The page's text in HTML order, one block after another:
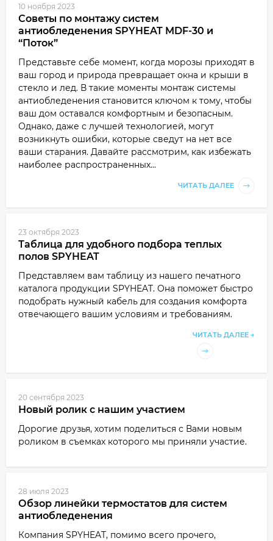
10 ноября 2023
Советы по монтажу систем
антиобледенения SPYHEAT MDF-30 и
“Поток”
Представьте себе момент, когда морозы приходят в
ваш город и природа превращает окна и крыши в
стекло и лед. В такие моменты монтаж системы
антиобледенения становится ключом к тому, чтобы
ваш дом оставался комфортным и безопасным.
Однако, даже с лучшей технологией, могут
возникнуть ошибки, которые сведут на нет все
ваши старания. Давайте рассмотрим, как избежать
наиболее распространенных...
ЧИТАТЬ ДАЛЕЕ
23 октября 2023
Таблица для удобного подбора теплых
полов SPYHEAT
Представляем вам таблицу из нашего печатного
каталога продукции SPYHEAT. Она поможет быстро
подобрать нужный кабель для создания комфорта
отвечающего вашим условиям и требованиям.
ЧИТАТЬ ДАЛЕЕ →
20 сентября 2023
Новый ролик с нашим участием
Дорогие друзья, хотим поделиться с Вами новым
роликом в съемках которого мы приняли участие.
28 июля 2023
Обзор линейки термостатов для систем
антиобледенения
Компания SPYHEAT, помимо всего прочего,